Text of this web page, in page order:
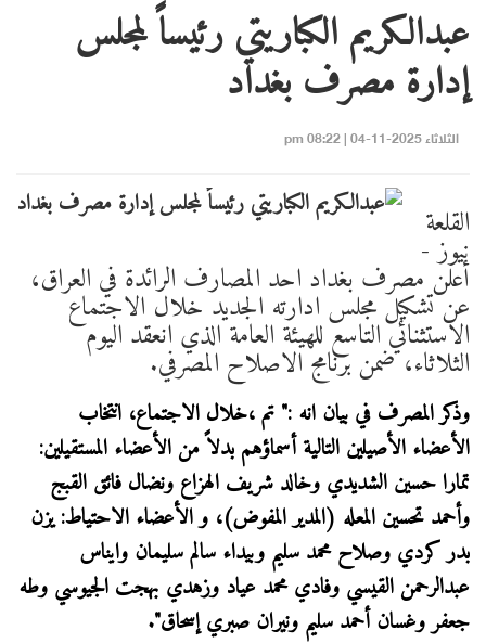
عبدالكريم الكباريتي رئيساً لمجلس
إدارة مصرف بغداد
الثلاثاء 2025-11-04 | 08:22 pm
القلعة
نيوز -
أعلن مصرف بغداد احد المصارف الرائدة في العراق،
عن تشكيل مجلس ادارته الجديد خلال الاجتماع
الاستثنائي التاسع للهيئة العامة الذي انعقد اليوم
الثلاثاء، ضمن برنامج الاصلاح المصرفي.
وذكر المصرف في بيان انه :" تم ،خلال الاجتماع، انتخاب
الأعضاء الأصيلين التالية أسماؤهم بدلاً من الأعضاء المستقيلين:
تمارا حسين الشديدي وخالد شريف الهزاع ونضال فائق القبج
وأحمد تحسين المعله (المدير المفوض)، و الأعضاء الاحتياط: يزن
بدر كردي وصلاح محمد سليم وبيداء سالم سليمان وايناس
عبدالرحمن القيسي وفادي محمد عياد وزهدي بهجت الجيوسي وطه
جعفر وغسان أحمد سليم ونيران صبري إسحاق".